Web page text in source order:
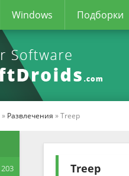
Windows Подборки
» Развлечения » Treep
203 Treep